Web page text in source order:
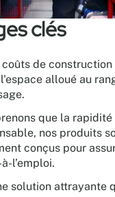
clés
coûts de
alloué au
que la
nos produits
conçus pour
l’emploi.
solution attrayante